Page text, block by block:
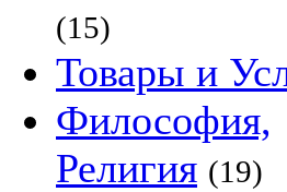
(15)
Товары и
Философия,
Религия (19)